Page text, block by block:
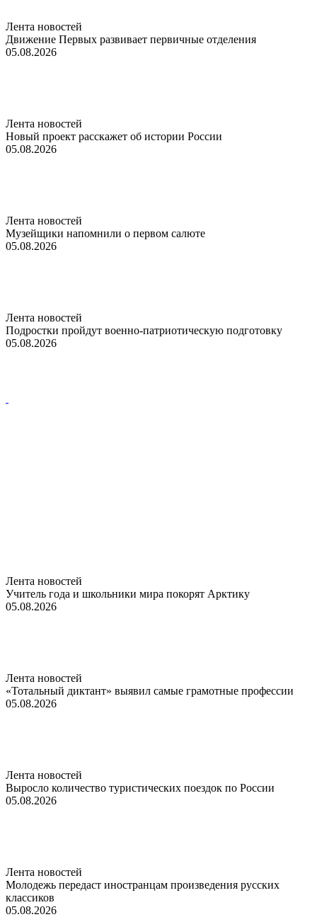
Лента новостей
Движение Первых развивает первичные отделения
05.08.2026
Лента новостей
Новый проект расскажет об истории России
05.08.2026
Лента новостей
Музейщики напомнили о первом салюте
05.08.2026
Лента новостей
Подростки пройдут военно-патриотическую подготовку
05.08.2026
Лента новостей
Учитель года и школьники мира покорят Арктику
05.08.2026
Лента новостей
«Тотальный диктант» выявил самые грамотные профессии
05.08.2026
Лента новостей
Выросло количество туристических поездок по России
05.08.2026
Лента новостей
Молодежь передаст иностранцам произведения русских
классиков
05.08.2026